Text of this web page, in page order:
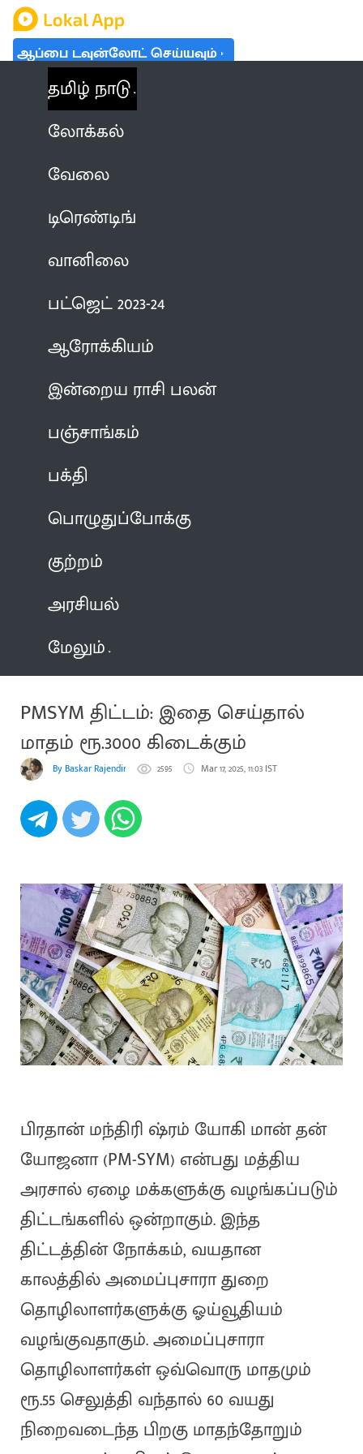
ஆப்பை டவுன்லோட் செய்யவும்
தமிழ் நாடு
லோக்கல்
வேலை
டிரெண்டிங்
வானிலை
பட்ஜெட் 2023-24
ஆரோக்கியம்
இன்றைய ராசி பலன்
பஞ்சாங்கம்
பக்தி
பொழுதுப்போக்கு
குற்றம்
அரசியல்
மேலும்
PMSYM திட்டம்: இதை செய்தால்
மாதம் ரூ.3000 கிடைக்கும்
By Baskar Rajendiran 2595 Mar 17, 2025, 11:03 IST
பிரதான் மந்திரி ஷ்ரம் யோகி மான் தன்
யோஜனா (PM-SYM) என்பது மத்திய
அரசால் ஏழை மக்களுக்கு வழங்கப்படும்
திட்டங்களில் ஒன்றாகும். இந்த
திட்டத்தின் நோக்கம், வயதான
காலத்தில் அமைப்புசாரா துறை
தொழிலாளர்களுக்கு ஓய்வூதியம்
வழங்குவதாகும். அமைப்புசாரா
தொழிலாளர்கள் ஒவ்வொரு மாதமும்
ரூ.55 செலுத்தி வந்தால் 60 வயது
நிறைவடைந்த பிறகு மாதந்தோறும்